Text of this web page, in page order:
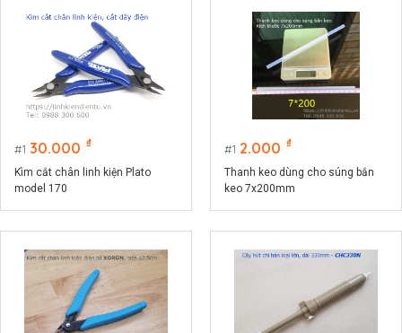
1 30.000 ₫
Kìm cắt chân linh kiện Plato
model 170
1 2.000 ₫
Thanh keo dùng cho súng bắn
keo 7x200mm